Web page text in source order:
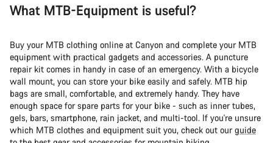
What MTB-Equipment is useful?
Buy your MTB clothing online at Canyon and complete your MTB
equipment with practical gadgets and accessories. A puncture
repair kit comes in handy in case of an emergency. With a bicycle
wall mount, you can store your bike easily and safely. MTB hip
bags are small, comfortable, and extremely handy. They have
enough space for spare parts for your bike - such as inner tubes,
gels, bars, smartphone, rain jacket, and multi-tool. If you're unsure
which MTB clothes and equipment suit you, check out ourguide